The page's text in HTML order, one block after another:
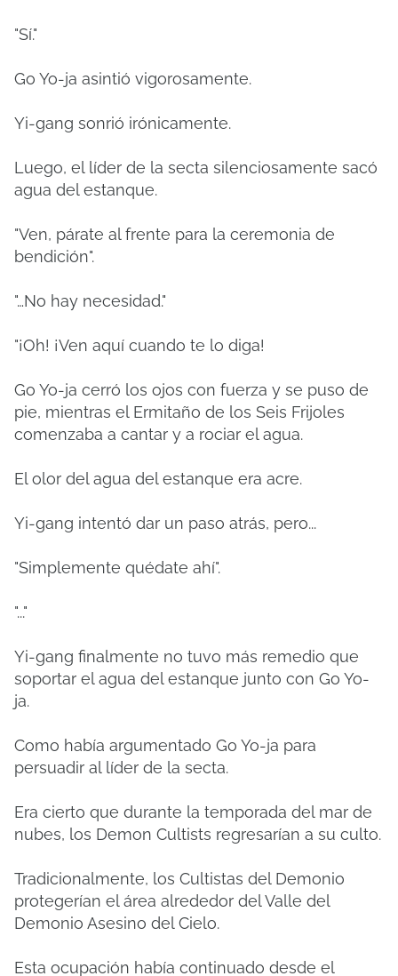
"Sí."
Go Yo-ja asintió vigorosamente.
Yi-gang sonrió irónicamente.
Luego, el líder de la secta silenciosamente sacó
agua del estanque.
"Ven, párate al frente para la ceremonia de
bendición".
"…No hay necesidad."
"¡Oh! ¡Ven aquí cuando te lo diga!
Go Yo-ja cerró los ojos con fuerza y ​​se puso de
pie, mientras el Ermitaño de los Seis Frijoles
comenzaba a cantar y a rociar el agua.
El olor del agua del estanque era acre.
Yi-gang intentó dar un paso atrás, pero...
"Simplemente quédate ahí".
"..."
Yi-gang finalmente no tuvo más remedio que
soportar el agua del estanque junto con Go Yo-
ja.
Como había argumentado Go Yo-ja para
persuadir al líder de la secta.
Era cierto que durante la temporada del mar de
nubes, los Demon Cultists regresarían a su culto.
Tradicionalmente, los Cultistas del Demonio
protegerían el área alrededor del Valle del
Demonio Asesino del Cielo.
Esta ocupación había continuado desde el